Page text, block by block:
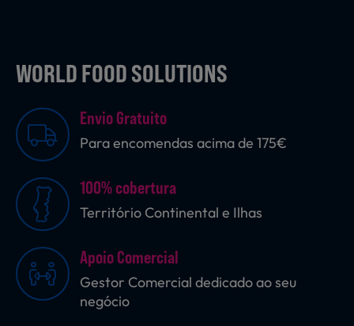
WORLD FOOD SOLUTIONS
Envio Gratuito
Para encomendas acima de 175€
100% cobertura
Território Continental e Ilhas
Apoio Comercial
Gestor Comercial dedicado ao seu
negócio